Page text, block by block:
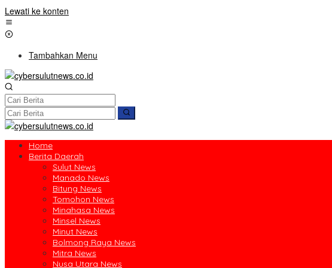
Lewati ke konten
Tambahkan Menu
Home
Berita Daerah
Sulut News
Manado News
Bitung News
Tomohon News
Minahasa News
Minsel News
Minut News
Bolmong Raya News
Mitra News
Nusa Utara News